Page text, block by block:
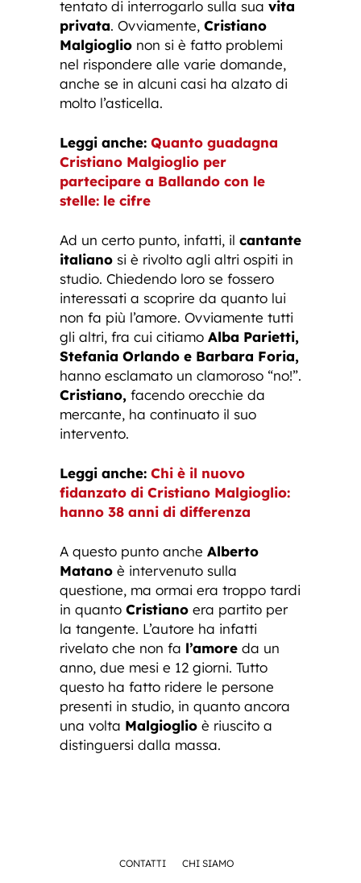
tentato di interrogarlo sulla sua vita
privata. Ovviamente, Cristiano
Malgioglio non si è fatto problemi
nel rispondere alle varie domande,
anche se in alcuni casi ha alzato di
molto l’asticella.
Leggi anche: Quanto guadagna
Cristiano Malgioglio per
partecipare a Ballando con le
stelle: le cifre
Ad un certo punto, infatti, il cantante
italiano si è rivolto agli altri ospiti in
studio. Chiedendo loro se fossero
interessati a scoprire da quanto lui
non fa più l’amore. Ovviamente tutti
gli altri, fra cui citiamo Alba Parietti,
Stefania Orlando e Barbara Foria,
hanno esclamato un clamoroso “no!”.
Cristiano, facendo orecchie da
mercante, ha continuato il suo
intervento.
Leggi anche: Chi è il nuovo
fidanzato di Cristiano Malgioglio:
hanno 38 anni di differenza
A questo punto anche Alberto
Matano è intervenuto sulla
questione, ma ormai era troppo tardi
in quanto Cristiano era partito per
la tangente. L’autore ha infatti
rivelato che non fa l’amore da un
anno, due mesi e 12 giorni. Tutto
questo ha fatto ridere le persone
presenti in studio, in quanto ancora
una volta Malgioglio è riuscito a
distinguersi dalla massa.
CONTATTI CHI SIAMO